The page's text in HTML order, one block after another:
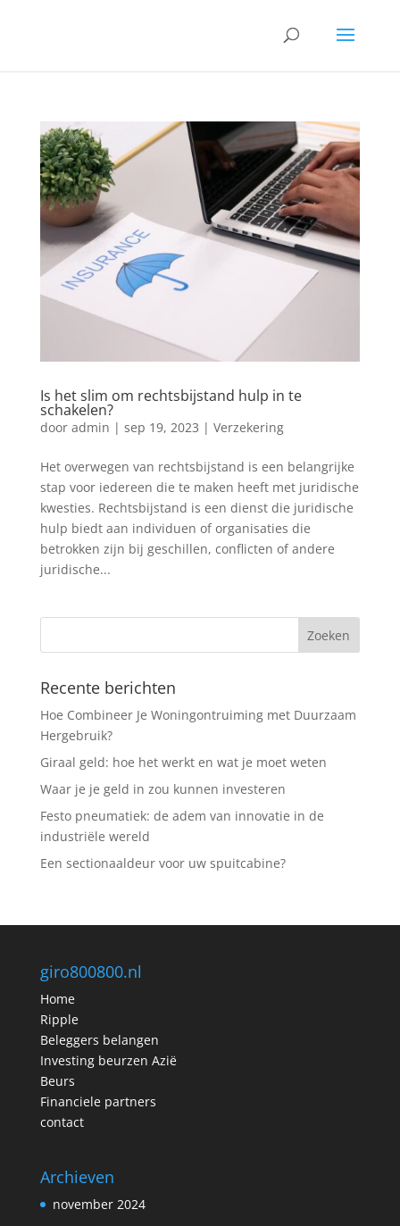
Is het slim om rechtsbijstand hulp in te
schakelen?
door admin | sep 19, 2023 | Verzekering
Het overwegen van rechtsbijstand is een belangrijke
stap voor iedereen die te maken heeft met juridische
kwesties. Rechtsbijstand is een dienst die juridische
hulp biedt aan individuen of organisaties die
betrokken zijn bij geschillen, conflicten of andere
juridische...
Recente berichten
Hoe Combineer Je Woningontruiming met Duurzaam
Hergebruik?
Giraal geld: hoe het werkt en wat je moet weten
Waar je je geld in zou kunnen investeren
Festo pneumatiek: de adem van innovatie in de
industriële wereld
Een sectionaaldeur voor uw spuitcabine?
giro800800.nl
Home
Ripple
Beleggers belangen
Investing beurzen Azië
Beurs
Financiele partners
contact
Archieven
november 2024